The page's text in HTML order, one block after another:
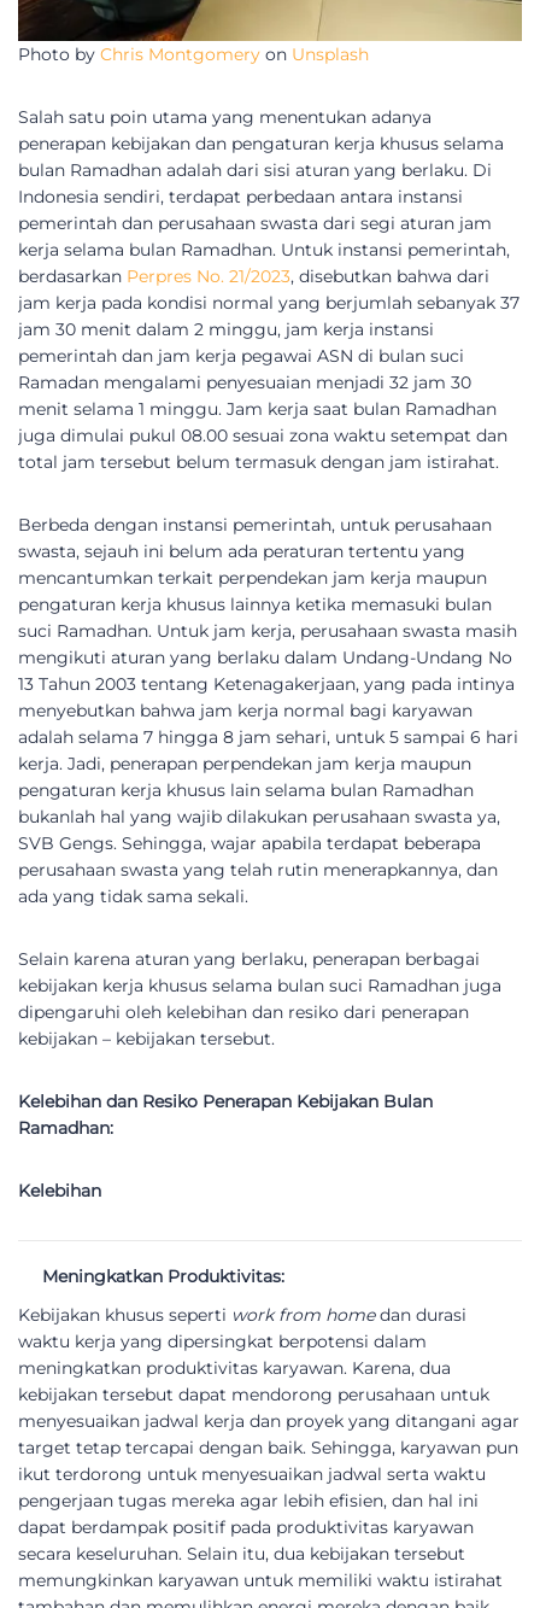
Photo by Chris Montgomery on Unsplash
Salah satu poin utama yang menentukan adanya
penerapan kebijakan dan pengaturan kerja khusus selama
bulan Ramadhan adalah dari sisi aturan yang berlaku. Di
Indonesia sendiri, terdapat perbedaan antara instansi
pemerintah dan perusahaan swasta dari segi aturan jam
kerja selama bulan Ramadhan. Untuk instansi pemerintah,
berdasarkan Perpres No. 21/2023, disebutkan bahwa dari
jam kerja pada kondisi normal yang berjumlah sebanyak 37
jam 30 menit dalam 2 minggu, jam kerja instansi
pemerintah dan jam kerja pegawai ASN di bulan suci
Ramadan mengalami penyesuaian menjadi 32 jam 30
menit selama 1 minggu. Jam kerja saat bulan Ramadhan
juga dimulai pukul 08.00 sesuai zona waktu setempat dan
total jam tersebut belum termasuk dengan jam istirahat.
Berbeda dengan instansi pemerintah, untuk perusahaan
swasta, sejauh ini belum ada peraturan tertentu yang
mencantumkan terkait perpendekan jam kerja maupun
pengaturan kerja khusus lainnya ketika memasuki bulan
suci Ramadhan. Untuk jam kerja, perusahaan swasta masih
mengikuti aturan yang berlaku dalam Undang-Undang No
13 Tahun 2003 tentang Ketenagakerjaan, yang pada intinya
menyebutkan bahwa jam kerja normal bagi karyawan
adalah selama 7 hingga 8 jam sehari, untuk 5 sampai 6 hari
kerja. Jadi, penerapan perpendekan jam kerja maupun
pengaturan kerja khusus lain selama bulan Ramadhan
bukanlah hal yang wajib dilakukan perusahaan swasta ya,
SVB Gengs. Sehingga, wajar apabila terdapat beberapa
perusahaan swasta yang telah rutin menerapkannya, dan
ada yang tidak sama sekali.
Selain karena aturan yang berlaku, penerapan berbagai
kebijakan kerja khusus selama bulan suci Ramadhan juga
dipengaruhi oleh kelebihan dan resiko dari penerapan
kebijakan – kebijakan tersebut.
Kelebihan dan Resiko Penerapan Kebijakan Bulan
Ramadhan:
Kelebihan
Meningkatkan Produktivitas:
Kebijakan khusus seperti work from homedan durasi
waktu kerja yang dipersingkat berpotensi dalam
meningkatkan produktivitas karyawan. Karena, dua
kebijakan tersebut dapat mendorong perusahaan untuk
menyesuaikan jadwal kerja dan proyek yang ditangani agar
target tetap tercapai dengan baik. Sehingga, karyawan pun
ikut terdorong untuk menyesuaikan jadwal serta waktu
pengerjaan tugas mereka agar lebih efisien, dan hal ini
dapat berdampak positif pada produktivitas karyawan
secara keseluruhan. Selain itu, dua kebijakan tersebut
memungkinkan karyawan untuk memiliki waktu istirahat